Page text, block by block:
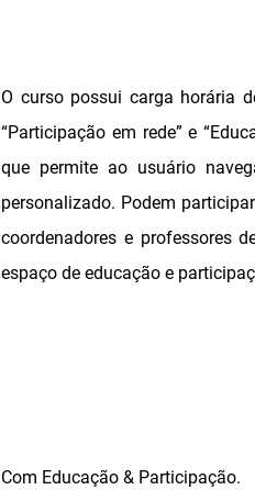
O curso possui carga horária
“Participação em rede” e
que permite ao usuário
personalizado. Podem
coordenadores e professores
espaço de educação e
Com Educação & Participação.